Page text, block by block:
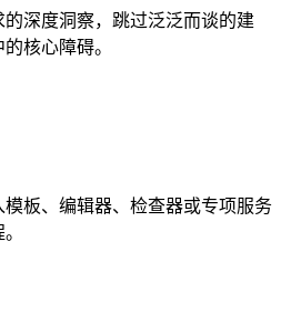
深度洞察，跳过泛泛而谈的建
核心障碍。
板、编辑器、检查器或专项服务